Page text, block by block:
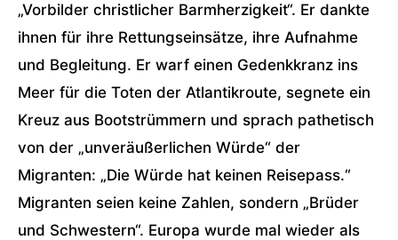
„Vorbilder christlicher Barmherzigkeit“. Er dankte
ihnen für ihre Rettungseinsätze, ihre Aufnahme
und Begleitung. Er warf einen Gedenkkranz ins
Meer für die Toten der Atlantikroute, segnete ein
Kreuz aus Bootstrümmern und sprach pathetisch
von der „unveräußerlichen Würde“ der
Migranten: „Die Würde hat keinen Reisepass.“
Migranten seien keine Zahlen, sondern „Brüder
und Schwestern“. Europa wurde mal wieder als